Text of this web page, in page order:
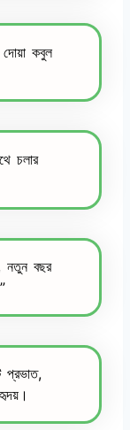
কবুল
চলার
নতুন বছর
প্রভাত,